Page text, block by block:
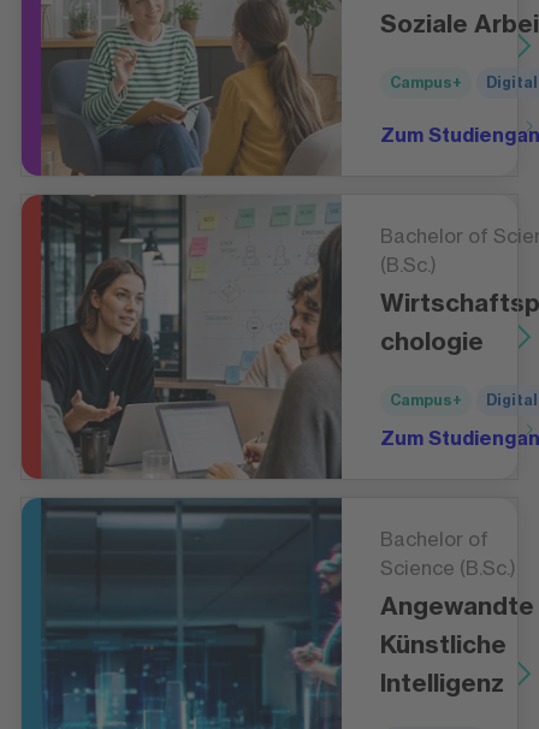
Soziale
Campus+
Zum
Bachelor of
(B.Sc.)
chologie
Campus+
Zum
Bachelor of
Science (B.Sc.)
Angewandte
Künstliche
Intelligenz